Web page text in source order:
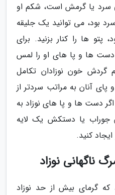
سرد یا گرمش است، شکم او
بود، می توانید یک جلیقه
پتو ها را کنار بزنید. برای
دست ها و پا های او را لمس
گردش خون نوزادان تکامل
آنان به مراتب سردتر از
دست ها و پا های نوزاد به
جوراب یا دستکش یک لایه
کنید.
ناگهانی نوزاد
که گرمای بیش از حد نوزاد